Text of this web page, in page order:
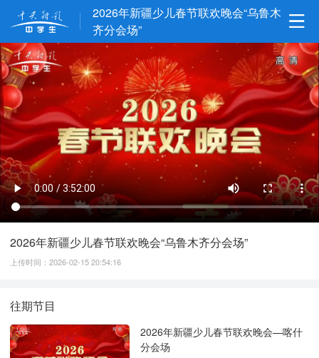
2026年新疆少儿春节联欢晚会“乌鲁木
齐分会场”
2026年新疆少儿春节联欢晚会“乌鲁木齐分会场”
上传时间：2026-02-15 20:54:16
往期节目
2026年新疆少儿春节联欢晚会—喀什
分会场